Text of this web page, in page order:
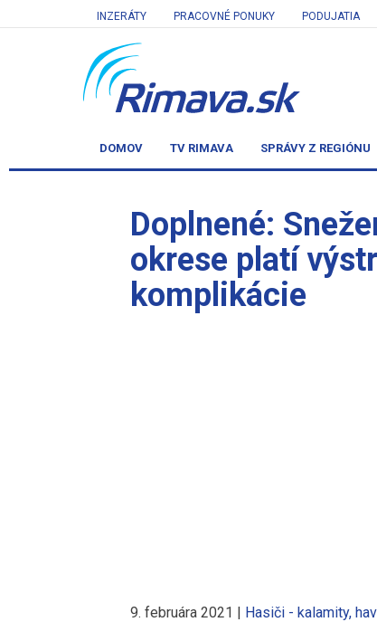
INZERÁTY PRACOVNÉ PONUKY PODUJATIA
DOMOV TV RIMAVA SPRÁVY Z REGIÓNU
Doplnené:
okrese platí
komplikácie
9. februára 2021 | Hasiči - kalamity,